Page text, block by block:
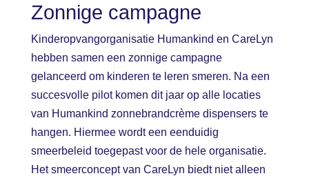
Zonnige campagne
Kinderopvangorganisatie Humankind en CareLyn
hebben samen een zonnige campagne
gelanceerd om kinderen te leren smeren. Na een
succesvolle pilot komen dit jaar op alle locaties
van Humankind zonnebrandcrème dispensers te
hangen. Hiermee wordt een eenduidig
smeerbeleid toegepast voor de hele organisatie.
Het smeerconcept van CareLyn biedt niet alleen